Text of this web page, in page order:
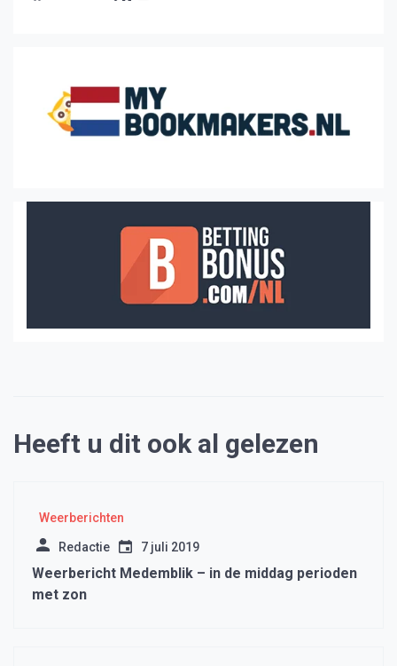
Heeft u dit ook al gelezen
Weerberichten
Redactie 7 juli 2019
Weerbericht Medemblik – in de middag perioden
met zon